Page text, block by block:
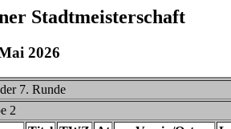
Stadtmeisterschaft
2026
7. Runde
2